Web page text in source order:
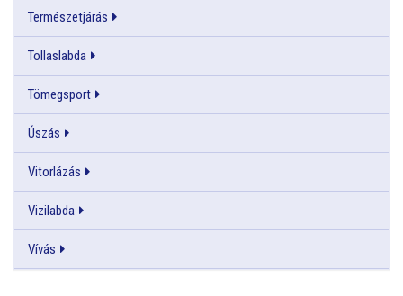
Természetjárás
Tollaslabda
Tömegsport
Úszás
Vitorlázás
Vizilabda
Vívás